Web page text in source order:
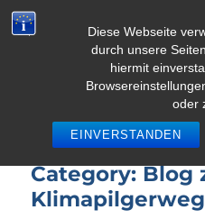
Diese Webseite
durch unsere
hiermit
oder
EINVERSTANDEN
Pielgrzymka
Category:Blog
Klimapilgerweg